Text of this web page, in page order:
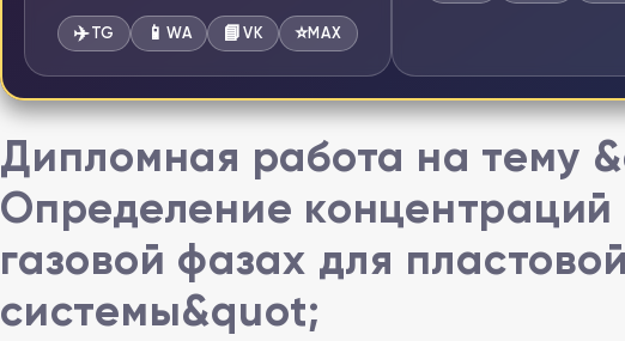
✈️TG 📱 WA 📘VK ⭐MAX
Дипломная работа на тему
Определение
газовой фазах для
системы&quot;